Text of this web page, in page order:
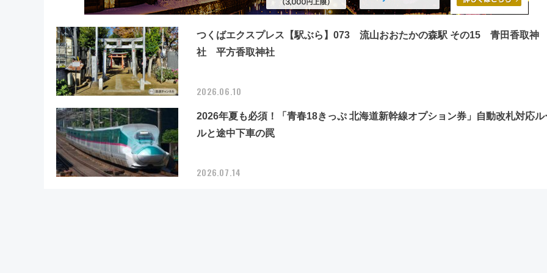
つくばエクスプレス【駅ぶら】073 流山おおたかの森駅 その15 青田香取神
社 平方香取神社
2026.06.10
2026年夏も必須！「青春18きっぷ 北海道新幹線オプション券」自動改札対応ル
ルと途中下車の罠
2026.07.14